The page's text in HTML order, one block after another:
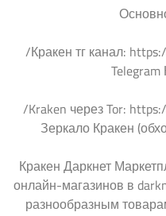
Кракен тг канал:
Kraken через Tor:
Зеркало Кракен
Кракен Даркнет
онлайн-магазинов в
разнообразным